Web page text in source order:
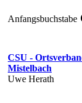
Anfangsbuchstabe
CSU -
Mistelbach
Uwe Herath